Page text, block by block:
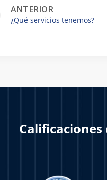
ANTERIOR
¿Qué servicios tenemos?